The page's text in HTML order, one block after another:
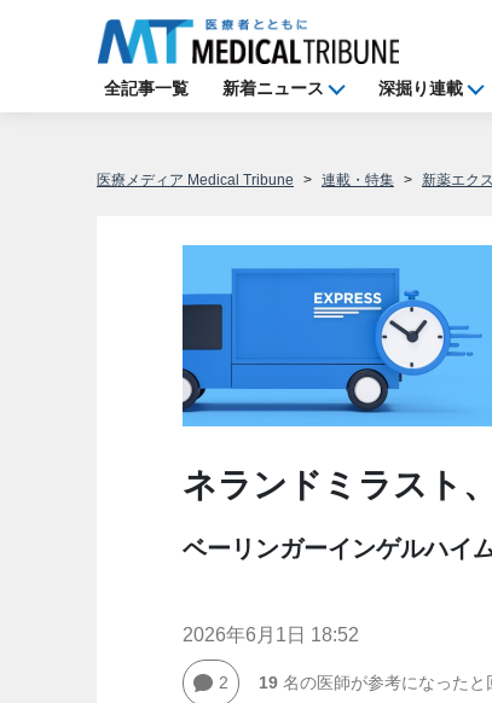
全記事一覧 新着ニュース 深掘り連載
医療メディア Medical Tribune 連載・特集 新薬エク
ネランドミラスト
ベーリンガーインゲルハイ
2026年6月1日 18:52
2 19名の医師が参考になったと